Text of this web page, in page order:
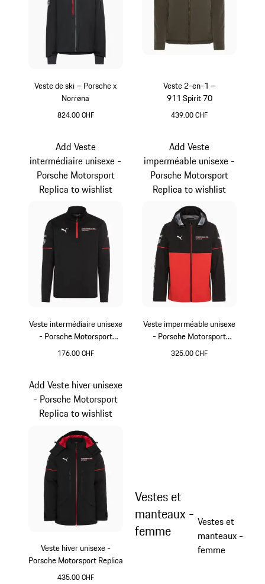
Veste de ski – Porsche x
Norrøna
824.00 CHF
Veste 2-en-1 –
911 Spirit 70
439.00 CHF
Veste intermédiaire unisexe
- Porsche Motorsport
Replica
176.00 CHF
Add Veste
intermédiaire unisexe -
Porsche Motorsport
Replica to wishlist
Veste imperméable unisexe
- Porsche Motorsport
Replica
325.00 CHF
Add Veste
imperméable unisexe -
Porsche Motorsport
Replica to wishlist
Veste hiver unisexe -
Porsche Motorsport Replica
435.00 CHF
Add Veste hiver unisexe
- Porsche Motorsport
Replica to wishlist
Vestes et
manteaux -
femme
Vestes et
manteaux -
femme